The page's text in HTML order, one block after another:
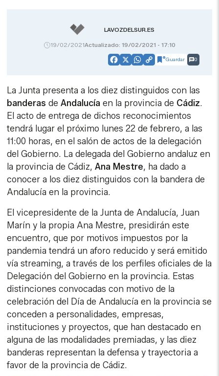
LAVOZDELSUR.ES
19/02/2021Actualizado: 19/02/2021 - 17:10
Facebook
X WhatsApp
CopyGuardar 0
La Junta presenta a los diez distinguidos con las
banderas deAndalucía en la provincia de Cádiz.
El acto de entrega de dichos reconocimientos
tendrá lugar el próximo lunes 22 de febrero, a las
11:00 horas, en el salón de actos de la delegación
del Gobierno. La delegada del Gobierno andaluz en
la provincia de Cádiz,Ana Mestre, ha dado a
conocer a los diez distinguidos con la bandera de
Andalucía en la provincia.
El vicepresidente de la Junta de Andalucía, Juan
Marín y la propia Ana Mestre, presidirán este
encuentro, que por motivos impuestos por la
pandemia tendrá un aforo reducido y será emitido
vía streaming, a través de los perfiles oficiales de la
Delegación del Gobierno en la provincia. Estas
distinciones convocadas con motivo de la
celebración del Día de Andalucía en la provincia se
conceden a personalidades, empresas,
instituciones y proyectos, que han destacado en
alguna de las modalidades premiadas, y las diez
banderas representan la defensa y trayectoria a
favor de la provincia de Cádiz.